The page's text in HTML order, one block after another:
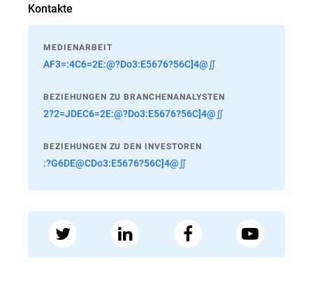
Kontakte
MEDIENARBEIT
AF3=:4C6=2E:@?Do3:E5676?56C]4@∬
BEZIEHUNGEN ZU BRANCHENANALYSTEN
2?2=JDEC6=2E:@?Do3:E5676?56C]4@∬
BEZIEHUNGEN ZU DEN INVESTOREN
:?G6DE@CDo3:E5676?56C]4@∬